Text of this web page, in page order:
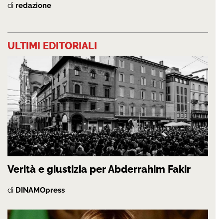
di redazione
ULTIMI EDITORIALI
Verità e giustizia per Abderrahim Fakir
di DINAMOpress